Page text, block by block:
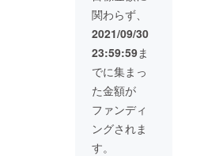
行きま
す。 ス
ポン
もつい
てきま
す。 ※
プレゼ
ントの
内容は
要相
りさせ
ていた
だきま
▼スポ
ンサー
内容
①100本
以上の
Youtub
e動画と
動画概
要欄に
ご希望
関わらず、
2021/09/30
23:59:59ま
でに集まっ
た金額が
ファンディ
ングされま
す。